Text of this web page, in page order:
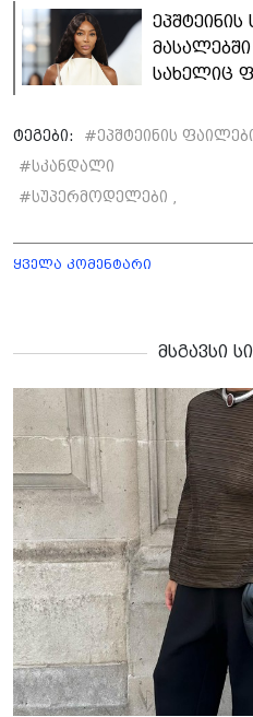
ეპშტეინის
სახელიც
ტეგები: #ეპშტეინის
#სკანდალი
#სუპერმოდელები ,
ყველა კომენტარი
მსგავსი